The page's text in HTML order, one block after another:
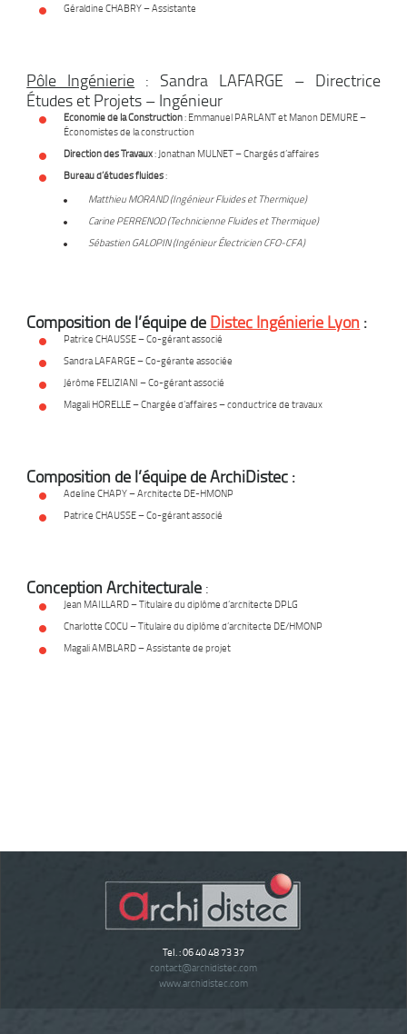
Géraldine CHABRY – Assistante
Pôle Ingénierie : Sandra LAFARGE – Directrice
Études et Projets – Ingénieur
Economie de la Construction: Emmanuel PARLANT et Manon DEMURE –
Économistes de la construction
Direction des Travaux: Jonathan MULNET – Chargés d’affaires
Bureau d’études fluides:
Matthieu MORAND (Ingénieur Fluides et Thermique)
Carine PERRENOD (Technicienne Fluides et Thermique)
Sébastien GALOPIN (Ingénieur Électricien CFO-CFA)
Composition de l’équipe de Distec Ingénierie Lyon :
Patrice CHAUSSE – Co-gérant associé
Sandra LAFARGE – Co-gérante associée
Jérôme FELIZIANI – Co-gérant associé
Magali HORELLE – Chargée d’affaires – conductrice de travaux
Composition de l’équipe de ArchiDistec :
Adeline CHAPY – Architecte DE-HMONP
Patrice CHAUSSE – Co-gérant associé
Conception Architecturale :
Jean MAILLARD – Titulaire du diplôme d’architecte DPLG
Charlotte COCU – Titulaire du diplôme d’architecte DE/HMONP
Magali AMBLARD – Assistante de projet
Tel. : 06 40 48 73 37
contact@archidistec.com
www.archidistec.com